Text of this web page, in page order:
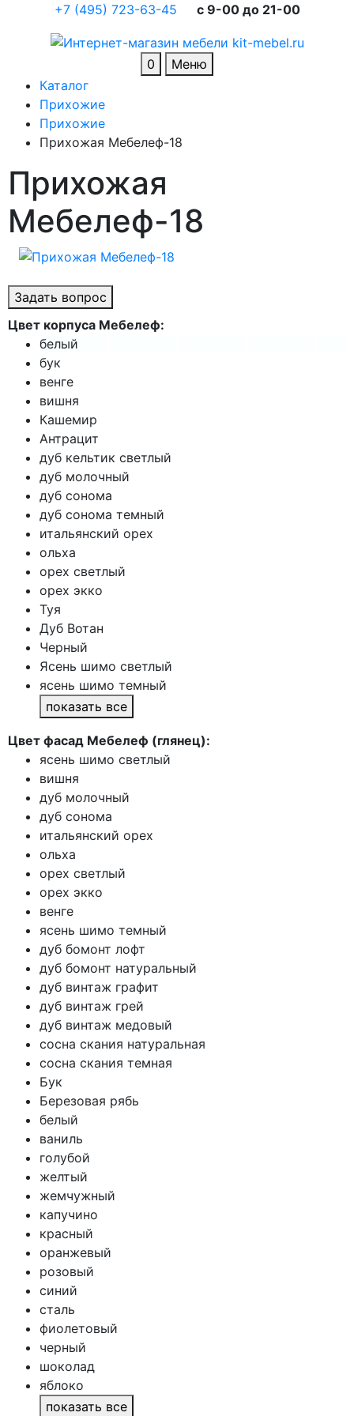
+7 (495) 723-63-45 c 9-00 до 21-00
0
Меню
Каталог
Прихожие
Прихожие
Прихожая Мебелеф-18
Прихожая
Мебелеф-18
Задать вопрос
Цвет корпуса Мебелеф:
белый
бук
венге
вишня
Кашемир
Антрацит
дуб кельтик светлый
дуб молочный
дуб сонома
дуб сонома темный
итальянский орех
ольха
орех светлый
орех экко
Туя
Дуб Вотан
Черный
Ясень шимо светлый
ясень шимо темный
показать все
Цвет фасад Мебелеф (глянец):
ясень шимо светлый
вишня
дуб молочный
дуб сонома
итальянский орех
ольха
орех светлый
орех экко
венге
ясень шимо темный
дуб бомонт лофт
дуб бомонт натуральный
дуб винтаж графит
дуб винтаж грей
дуб винтаж медовый
сосна скания натуральная
сосна скания темная
Бук
Березовая рябь
белый
ваниль
голубой
желтый
жемчужный
капучино
красный
оранжевый
розовый
синий
сталь
фиолетовый
черный
шоколад
яблоко
показать все